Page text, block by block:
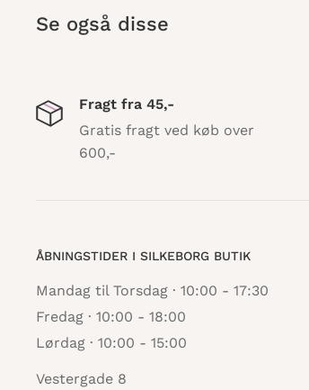
Se også disse
Fragt fra 45,-
Gratis fragt ved køb over
600,-
ÅBNINGSTIDER I SILKEBORG BUTIK
Mandag til Torsdag · 10:00 - 17:30
Fredag · 10:00 - 18:00
Lørdag · 10:00 - 15:00
Vestergade 8